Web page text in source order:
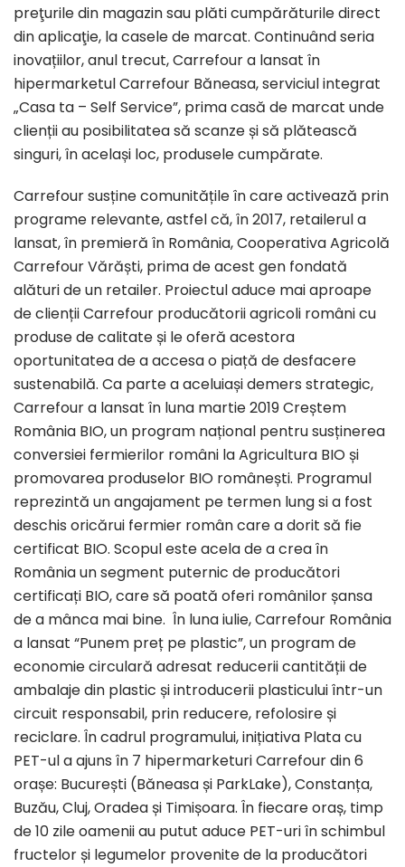
preţurile din magazin sau plăti cumpărăturile direct
din aplicaţie, la casele de marcat. Continuând seria
inovațiilor, anul trecut, Carrefour a lansat în
hipermarketul Carrefour Băneasa, serviciul integrat
„Casa ta – Self Service”, prima casă de marcat unde
clienții au posibilitatea să scanze și să plătească
singuri, în același loc, produsele cumpărate.
Carrefour susține comunitățile în care activează prin
programe relevante, astfel că, în 2017, retailerul a
lansat, în premieră în România, Cooperativa Agricolă
Carrefour Vărăști, prima de acest gen fondată
alături de un retailer. Proiectul aduce mai aproape
de clienții Carrefour producătorii agricoli români cu
produse de calitate și le oferă acestora
oportunitatea de a accesa o piață de desfacere
sustenabilă. Ca parte a aceluiași demers strategic,
Carrefour a lansat în luna martie 2019 Creștem
România BIO, un program național pentru susținerea
conversiei fermierilor români la Agricultura BIO și
promovarea produselor BIO românești. Programul
reprezintă un angajament pe termen lung si a fost
deschis oricărui fermier român care a dorit să fie
certificat BIO. Scopul este acela de a crea în
România un segment puternic de producători
certificați BIO, care să poată oferi românilor șansa
de a mânca mai bine. În luna iulie, Carrefour România
a lansat “Punem preț pe plastic”, un program de
economie circulară adresat reducerii cantității de
ambalaje din plastic și introducerii plasticului într-un
circuit responsabil, prin reducere, refolosire și
reciclare. În cadrul programului, inițiativa Plata cu
PET-ul a ajuns în 7 hipermarketuri Carrefour din 6
orașe: București (Băneasa și ParkLake), Constanța,
Buzău, Cluj, Oradea și Timișoara. În fiecare oraș, timp
de 10 zile oamenii au putut aduce PET-uri în schimbul
fructelor și legumelor provenite de la producători